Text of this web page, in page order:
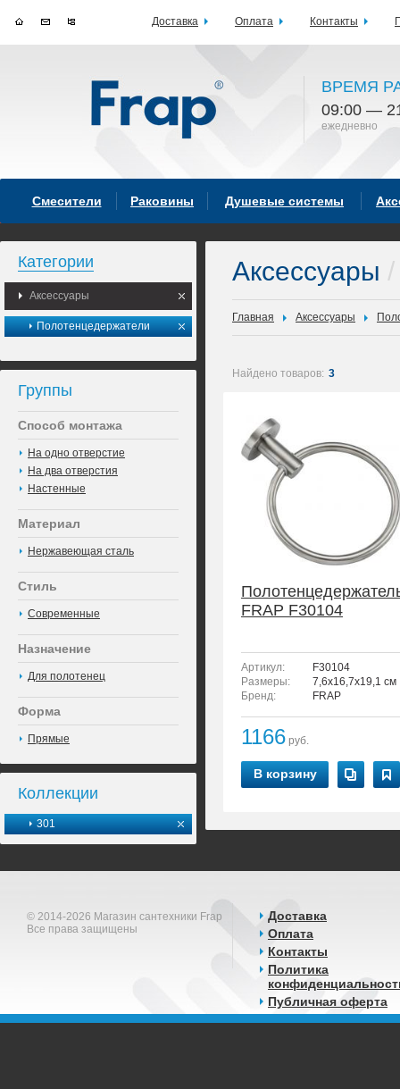
ВРЕМЯ
09:00 —
ежедневно
Смесители Раковины Душевые системы
Категории
Аксессуары
Полотенцедержатели
Группы
Способ монтажа
На одно отверстие
На два отверстия
Настенные
Материал
Нержавеющая сталь
Стиль
Современные
Назначение
Для полотенец
Форма
Прямые
Коллекции
301
Аксессуары /
Главная Аксессуары
Найдено товаров: 3
FRAP F30104
Артикул:
F30104
Размеры:
7,6x16,7x19,1 см
Бренд:
FRAP
1166 руб.
В корзину
© 2014-2026 Магазин сантехники Frap
Все права защищены
Доставка
Оплата
Контакты
Политика
Публичная оферта
Доставка Оплата Контакты